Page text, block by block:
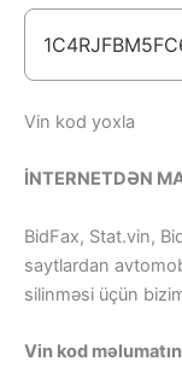
Vin kod yoxla
İNTERNETDƏN
BidFax, Stat.vin,
saytlardan
silinməsi üçün
Vin kod